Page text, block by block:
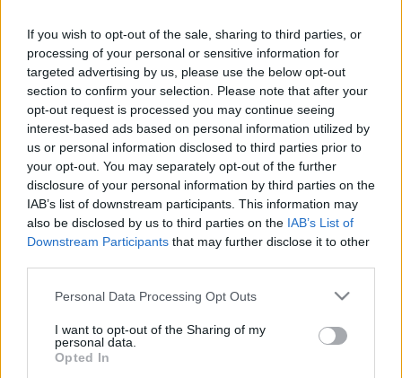
If you wish to opt-out of the sale, sharing to third parties, or
processing of your personal or sensitive information for
targeted advertising by us, please use the below opt-out
section to confirm your selection. Please note that after your
opt-out request is processed you may continue seeing
interest-based ads based on personal information utilized by
us or personal information disclosed to third parties prior to
your opt-out. You may separately opt-out of the further
disclosure of your personal information by third parties on the
IAB’s list of downstream participants. This information may
also be disclosed by us to third parties on the IAB’s List of
Downstream Participants that may further disclose it to other
Please note that this website/app uses one or more Google
not limited to your visit or usage behaviour. You may click to
grant or deny consent to Google and its third-party tags to
use your data for below specified purposes in below Google
Personal Data Processing Opt Outs
I want to opt-out of the Sharing of my
personal data.
Opted In
kicsírázik - ki kell dobni, vagy meg
lehet enni?